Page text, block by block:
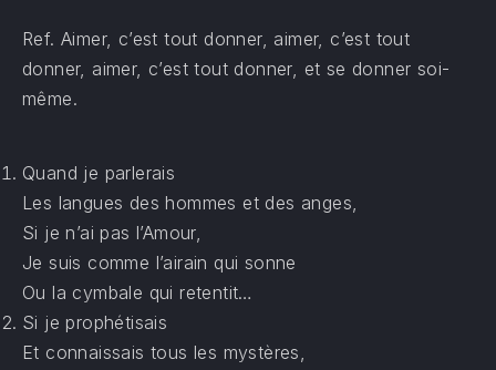
Ref. Aimer, c’est tout donner, aimer, c’est tout
donner, aimer, c’est tout donner, et se donner soi-
même.
Quand je parlerais
Les langues des hommes et des anges,
Si je n’ai pas l’Amour,
Je suis comme l’airain qui sonne
Ou la cymbale qui retentit…
Si je prophétisais
Et connaissais tous les mystères,